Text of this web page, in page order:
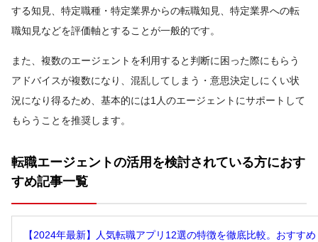
する知見、特定職種・特定業界からの転職知見、特定業界への転
職知見などを評価軸とすることが一般的です。
また、複数のエージェントを利用すると判断に困った際にもらう
アドバイスが複数になり、混乱してしまう・意思決定しにくい状
況になり得るため、基本的には1人のエージェントにサポートして
もらうことを推奨します。
転職エージェントの活用を検討されている方におす
すめ記事一覧
【2024年最新】人気転職アプリ12選の特徴を徹底比較。おすすめ